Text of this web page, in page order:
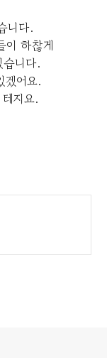
니다.
이 하찮게
니다.
겠어요.
지요.